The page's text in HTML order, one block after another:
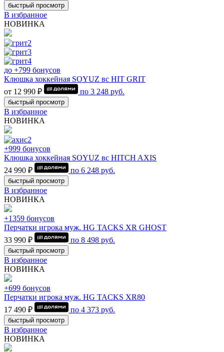
быстрый просмотр
В избранное
НОВИНКА
до +799 бонусов
Клюшка хоккейная SOYUZ вс HIT GRIT
от 12 990 ₽
по 3 248 руб.
быстрый просмотр
В избранное
НОВИНКА
+999 бонусов
Клюшка хоккейная SOYUZ вс HITCH AXIS
24 990 ₽
по 6 248 руб.
быстрый просмотр
В избранное
НОВИНКА
+1359 бонусов
Перчатки игрока муж. HG TACKS XR GHOST
33 990 ₽
по 8 498 руб.
быстрый просмотр
В избранное
НОВИНКА
+699 бонусов
Перчатки игрока муж. HG TACKS XR80
17 490 ₽
по 4 373 руб.
быстрый просмотр
В избранное
НОВИНКА